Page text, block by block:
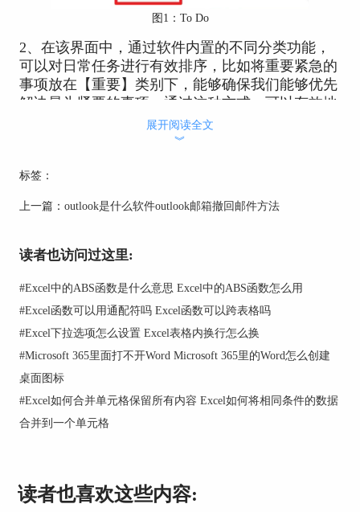
图1：To Do
2、在该界面中，通过软件内置的不同分类功能，
可以对日常任务进行有效排序，比如将重要紧急的
事项放在【重要】类别下，能够确保我们能够优先
解决最为紧要的事项。通过这种方式，可以有效地
提升个人的时间管理和工作效率。
3、新建任务列表，为列表中的每项任务自定义名
称，并设置截止期限。点击日期栏可以设置截止时
的任务。
展开阅读全文
︾
标签：
上一篇： outlook是什么软件outlook邮箱撤回邮件方法
读者也访问过这里:
#Excel中的ABS函数是什么意思 Excel中的ABS函数怎么用
#Excel函数可以用通配符吗 Excel函数可以跨表格吗
#Excel下拉选项怎么设置 Excel表格内换行怎么换
#Microsoft 365里面打不开Word Microsoft 365里的Word怎么创建
桌面图标
#Excel如何合并单元格保留所有内容 Excel如何将相同条件的数据
合并到一个单元格
读者也喜欢这些内容: